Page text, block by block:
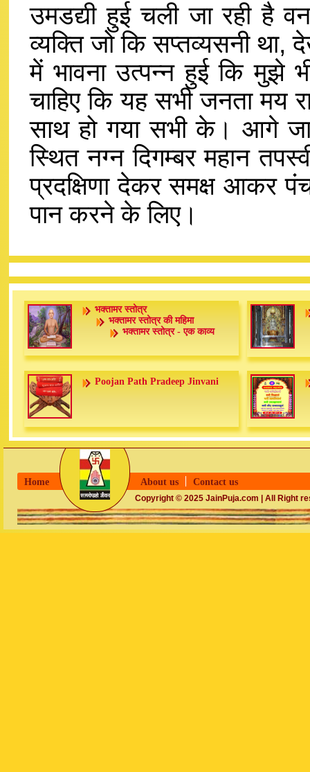
उमडद्यी हुई चली जा रही है
व्यक्ति जो कि सप्तव्यसनी
में भावना उत्पन्न हुई कि मुझे
चाहिए कि यह सभी जनता
साथ हो गया सभी के। आगे
स्थित नग्न दिगम्बर महान
प्रदक्षिणा देकर समक्ष आकर
पान करने के लिए।
भक्तामर स्तोत्र
भक्तामर स्तोत्र की महिमा
भक्तामर स्तोत्र - एक काव्य
Poojan Path Pradeep Jinvani
Home About us Contact us
Copyright © 2025 JainPuja.com | All Right